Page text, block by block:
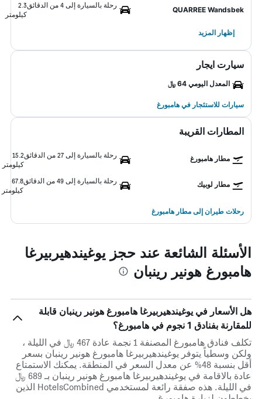
QUARREE Wandsbek
رحلة بالسيارة إلى 4 من الدقائق
2.3
كيلومتر
إظهار المزيد
سيارت ايجار
المعدل اليومي 64 ﷼
سيارات للاستئجار في هامبورغ
المطارات القريبة
مطار هامبورغ رحلة بالسيارة إلى 27 من الدقائق
15.2
كيلومتر
مطار لوبيك رحلة بالسيارة إلى 49 من الدقائق
67.8
كيلومتر
رحلات طيران إلى مطار هامبورغ
الأسئلة الشائعة عند حجز يوغيندهيربيرغا
هامبورغ هونير رينبان
هل الأسعار في يوغيندهيربيرغا هامبورغ هونير رينبان قابلة
للمقارنة بفنادق 1 نجوم في هامبورغ؟
تكلف فنادق هامبورغ المصنفة 1 نجمة عادة 467 ﷼ في الليلة ،
ولكن وسطياً يتوفر يوغيندهيربيرغا هامبورغ هونير رينبان بسعر
أقل بنسبة 48% عن معدل السعر في المنطقة. يمكنك الاستمتاع
عادة بالاقامة في يوغيندهيربيرغا هامبورغ هونير رينبان بـ 689 ﷼
في الليلة. هذه صفقة رائعة لمستخدمي HotelsCombined الذين